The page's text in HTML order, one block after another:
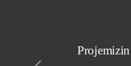
Projemizin